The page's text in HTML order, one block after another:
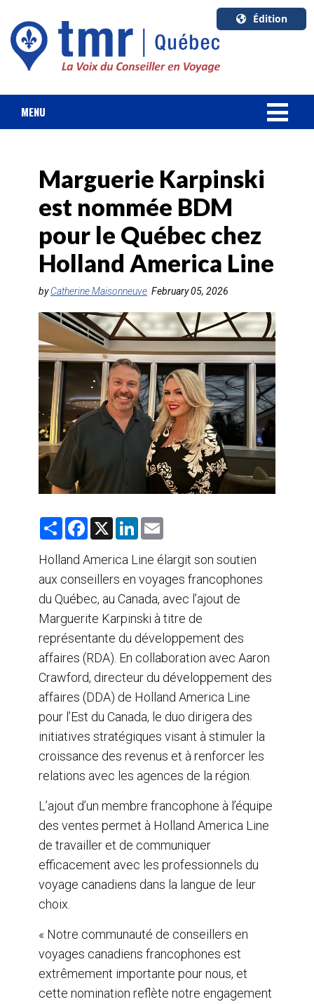
Édition
U.S.A.
English
Canada
Français
MENU
FORFAIT VACANCES
CROISIÈRES
HOTELS & RESORTS
DESTINATIONS
AGENTS DE VOYAGE
FORMATION & RESSOURCES
Marguerie Karpinski
est nommée BDM
pour le Québec chez
Holland America Line
byCatherine Maisonneuve February 05, 2026
S
r
e
F
e
b
o
k
X
L
k
e
d
n
i
l
Holland America Line élargit son soutien
aux conseillers en voyages francophones
du Québec, au Canada, avec l’ajout de
Marguerite Karpinski à titre de
représentante du développement des
affaires (RDA). En collaboration avec Aaron
Crawford, directeur du développement des
affaires (DDA) de Holland America Line
pour l’Est du Canada, le duo dirigera des
initiatives stratégiques visant à stimuler la
croissance des revenus et à renforcer les
relations avec les agences de la région.
L’ajout d’un membre francophone à l’équipe
des ventes permet à Holland America Line
de travailler et de communiquer
efficacement avec les professionnels du
voyage canadiens dans la langue de leur
choix.
« Notre communauté de conseillers en
voyages canadiens francophones est
extrêmement importante pour nous, et
cette nomination reflète notre engagement